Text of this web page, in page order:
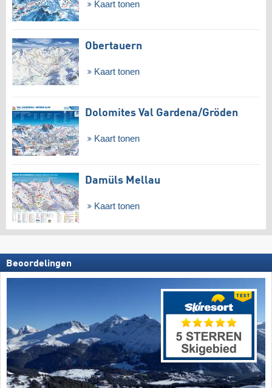
Kaart tonen
Obertauern
Kaart tonen
Dolomites Val Gardena/​Gröden
Kaart tonen
Damüls Mellau
Kaart tonen
Beoordelingen